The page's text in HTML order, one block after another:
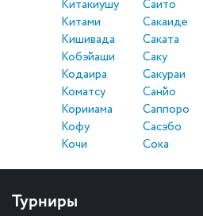
Китакиушу
Китами
Кишивада
Кобэйаши
Кодаира
Коматсу
Корииама
Кофу
Кочи
Саито
Сакаиде
Саката
Саку
Сакураи
Санйо
Саппоро
Сасэбо
Сока
Турниры